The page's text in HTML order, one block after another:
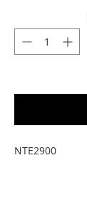
NTE2900